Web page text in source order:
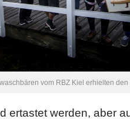
vom RBZ Kiel erhielten
ertastet werden, aber